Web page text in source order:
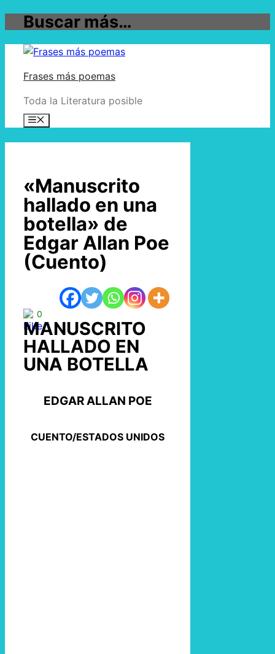
Saltar al contenido
Buscar más…
Frases más poemas
Toda la Literatura posible
«Manuscrito
hallado en una
botella» de
Edgar Allan Poe
(Cuento)
0
MANUSCRITO
HALLADO EN
UNA BOTELLA
EDGAR ALLAN POE
CUENTO/ESTADOS UNIDOS